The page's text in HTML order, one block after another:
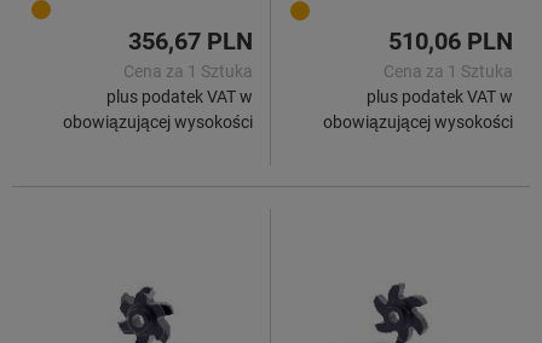
356,67 PLN
Cena za 1 Sztuka
plus podatek VAT w
obowiązującej wysokości
510,06 PLN
Cena za 1 Sztuka
plus podatek VAT w
obowiązującej wysokości